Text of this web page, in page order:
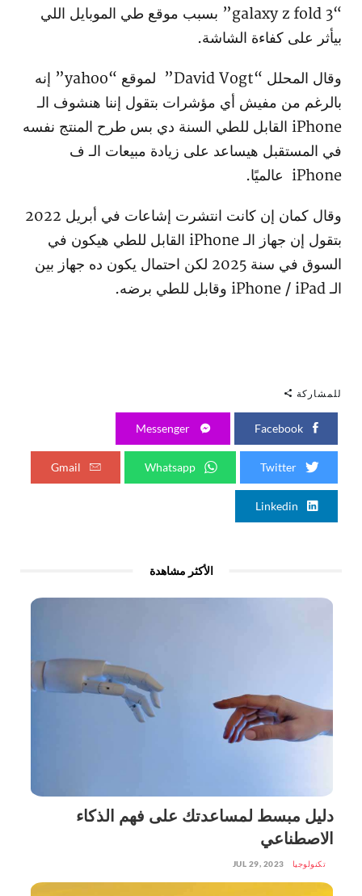
“galaxy z fold 3” بسبب موقع طي الموبايل اللي
بيأثر على كفاءة الشاشة.
وقال المحلل “David Vogt” لموقع “yahoo” إنه
بالرغم من مفيش أي مؤشرات بتقول إننا هنشوف الـ
iPhone القابل للطي السنة دي بس طرح المنتج نفسه
في المستقبل هيساعد على زيادة مبيعات الـ ف
iPhone عالميًا.
وقال كمان إن كانت انتشرت إشاعات في أبريل 2022
بتقول إن جهاز الـ iPhone القابل للطي هيكون في
السوق في سنة 2025 لكن احتمال يكون ده جهاز بين
الـ iPhone / iPad وقابل للطي برضه.
للمشاركة
الأكثر مشاهدة
دليل مبسط لمساعدتك على فهم الذكاء
الاصطناعي
تكنولوجيا JUL 29, 2023